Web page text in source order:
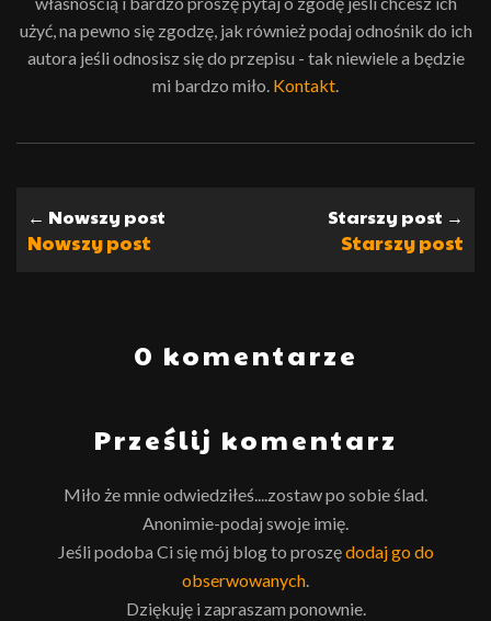
użyć, na pewno się zgodzę, jak również podaj odnośnik do ich
autora jeśli odnosisz się do przepisu - tak niewiele a będzie
mi bardzo miło. Kontakt.
← Nowszy post
Nowszy post
Starszy post →
Starszy post
0 komentarze
Prześlij komentarz
Miło że mnie odwiedziłeś....zostaw po sobie ślad.
Anonimie-podaj swoje imię.
Jeśli podoba Ci się mój blog to proszędodaj go do
obserwowanych.
Dziękuję i zapraszam ponownie.